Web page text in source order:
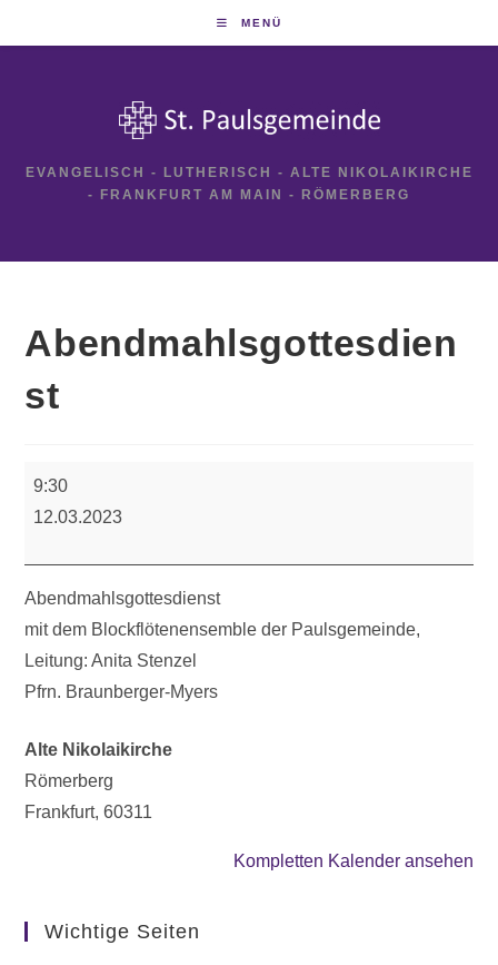
MENÜ
EVANGELISCH - LUTHERISCH - ALTE NIKOLAIKIRCHE
- FRANKFURT AM MAIN - RÖMERBERG
Abendmahlsgottesdien
st
9:30
12.03.2023
Abendmahlsgottesdienst
mit dem Blockflötenensemble der Paulsgemeinde,
Leitung: Anita Stenzel
Pfrn. Braunberger-Myers
Alte Nikolaikirche
Römerberg
Frankfurt,60311
Kompletten Kalender ansehen
Wichtige Seiten